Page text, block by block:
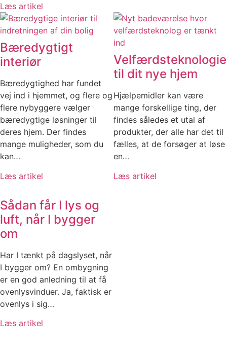
Læs artikel
Bæredygtigt
interiør
Bæredygtighed har fundet
vej ind i hjemmet, og flere og
flere nybyggere vælger
bæredygtige løsninger til
deres hjem. Der findes
mange muligheder, som du
kan…
Læs artikel
til dit nye hjem
Hjælpemidler kan være
mange forskellige ting, der
findes således et utal af
produkter, der alle har det til
fælles, at de forsøger at løse
en…
Læs artikel
Sådan får I lys og
luft, når I bygger
om
Har I tænkt på dagslyset, når
I bygger om? En ombygning
er en god anledning til at få
ovenlysvinduer. Ja, faktisk er
ovenlys i sig…
Læs artikel